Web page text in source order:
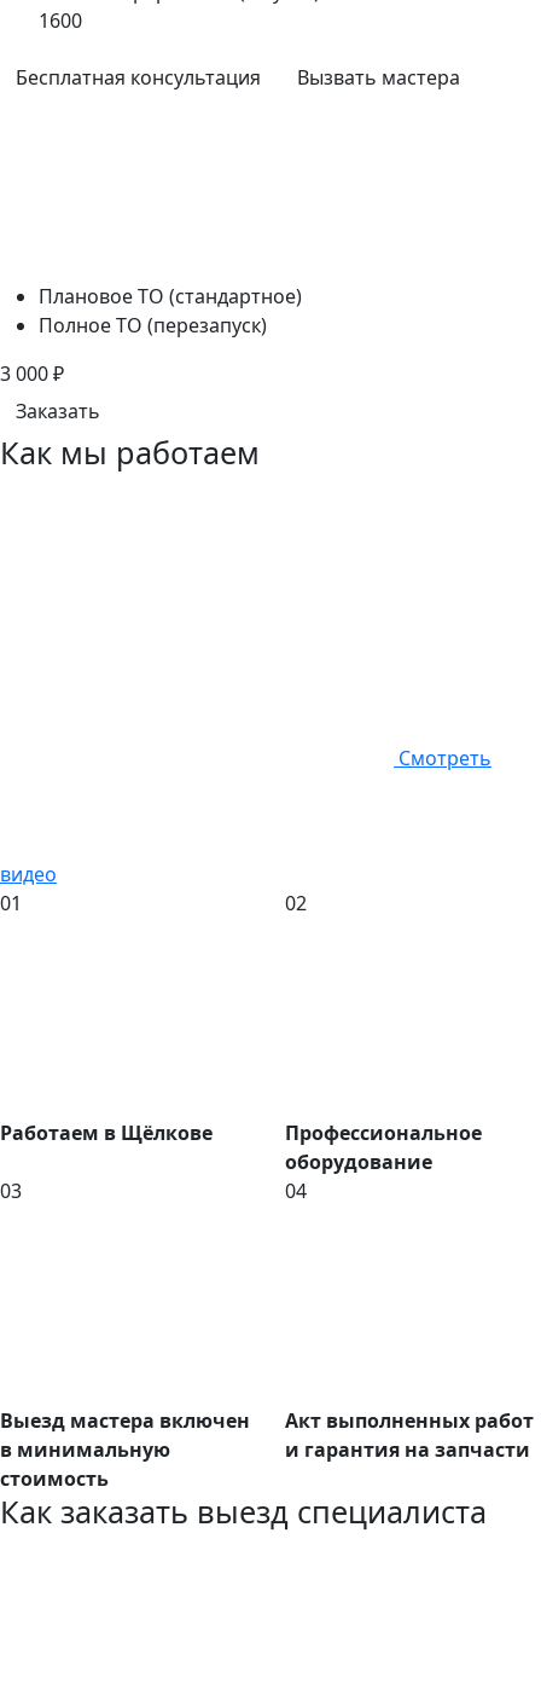
1600
Бесплатная консультация Вызвать мастера
Плановое ТО (стандартное)
Полное ТО (перезапуск)
3 000₽
Заказать
Как мы работаем
Смотреть
видео
01
Работаем в Щёлкове
02
Профессиональное
оборудование
03
Выезд мастера включен
в минимальную
стоимость
04
Акт выполненных работ
и гарантия на запчасти
Как заказать выезд специалиста